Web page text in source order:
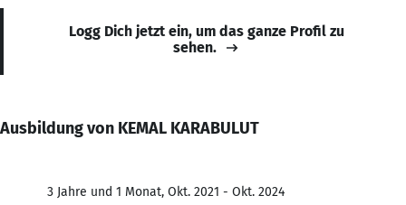
Logg Dich jetzt ein, um das ganze Profil zu
sehen.
Ausbildung von KEMAL KARABULUT
3 Jahre und 1 Monat, Okt. 2021 - Okt. 2024